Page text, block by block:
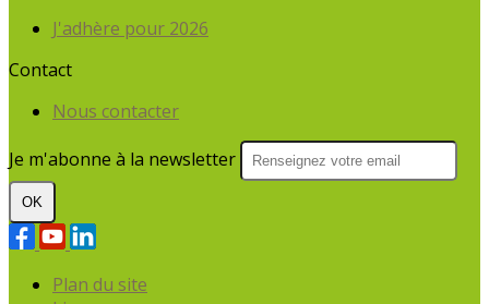
J'adhère pour 2026
Contact
Nous contacter
Je m'abonne à la newsletter
OK
Plan du site